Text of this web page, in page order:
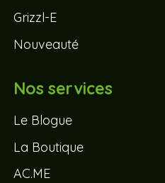
Grizzl-E
Nouveauté
Nos services
Le Blogue
La Boutique
AC.ME